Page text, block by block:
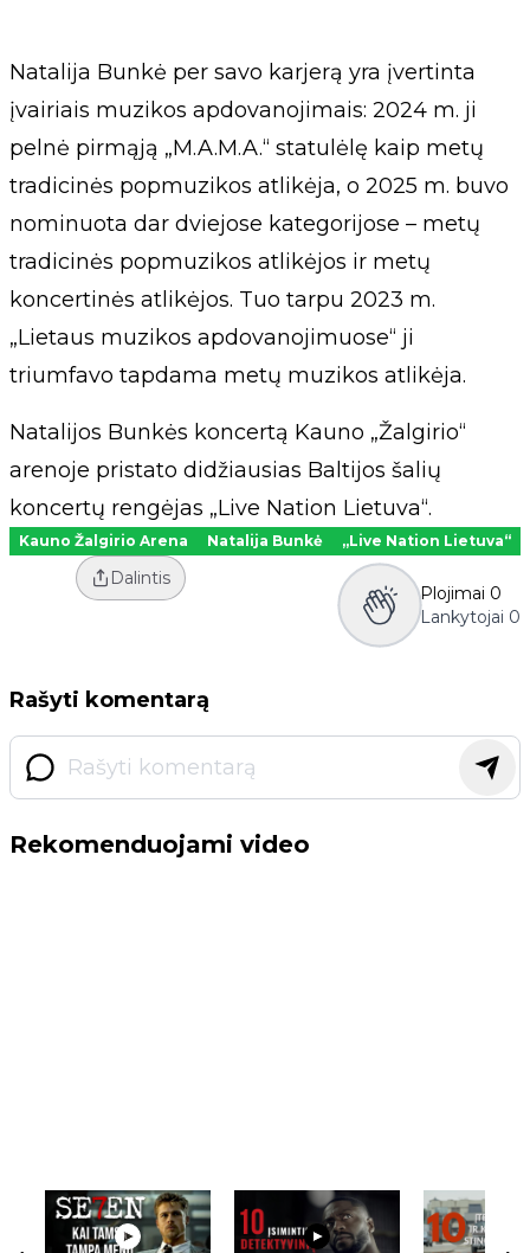
Natalija Bunkė per savo karjerą yra įvertinta
įvairiais muzikos apdovanojimais: 2024 m. ji
pelnė pirmąją „M.A.M.A.“ statulėlę kaip metų
tradicinės popmuzikos atlikėja, o 2025 m. buvo
nominuota dar dviejose kategorijose – metų
tradicinės popmuzikos atlikėjos ir metų
koncertinės atlikėjos. Tuo tarpu 2023 m.
„Lietaus muzikos apdovanojimuose“ ji
triumfavo tapdama metų muzikos atlikėja.
Natalijos Bunkės koncertą Kauno „Žalgirio“
arenoje pristato didžiausias Baltijos šalių
koncertų rengėjas „Live Nation Lietuva“.
Kauno Žalgirio Arena Natalija Bunkė „Live Nation Lietuva“
Dalintis
Plojimai 0
Lankytojai 0
Rašyti komentarą
Rekomenduojami video